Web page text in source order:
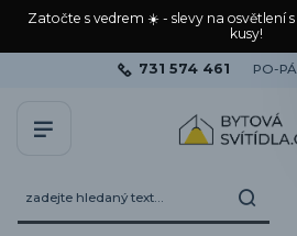
Zatočte s vedrem ☀️ - slevy na osvětlení
kusy!
731 574 461 PO-